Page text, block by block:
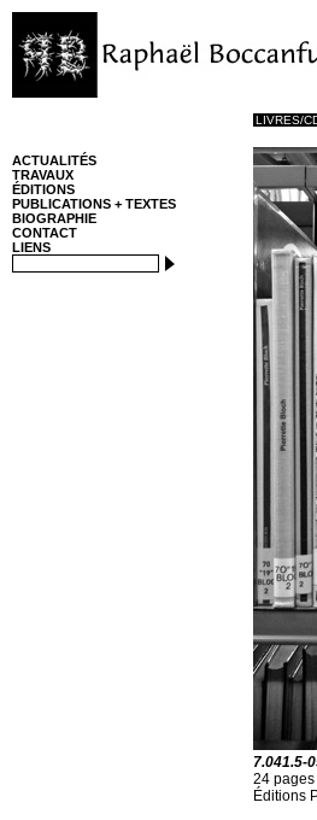
ACTUALITÉS
TRAVAUX
ÉDITIONS
PUBLICATIONS + TEXTES
BIOGRAPHIE
CONTACT
LIENS
LIVRES/
7.041.5-
24 pages
Éditions